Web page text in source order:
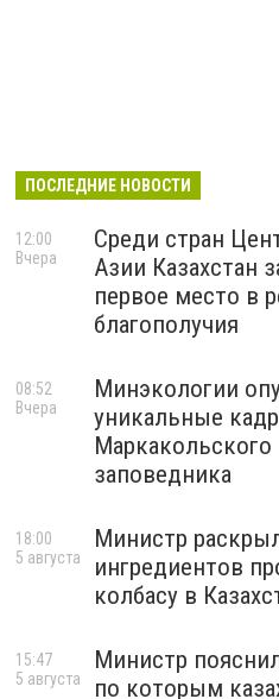
ПОСЛЕДНИЕ НОВОСТИ
Среди стран
Азии Казахстан
первое место в
благополучия
12:00
Вчера
Минэкологии
уникальные
Маркакольского
заповедника
08:52
Вчера
Министр
ингредиентов
колбасу в
18:00
5 августа
Министр
по которым
15:47
5 августа